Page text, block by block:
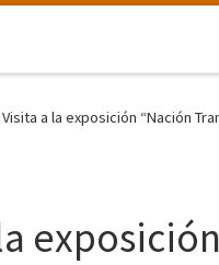
Visita a la exposición “Nación
exposición